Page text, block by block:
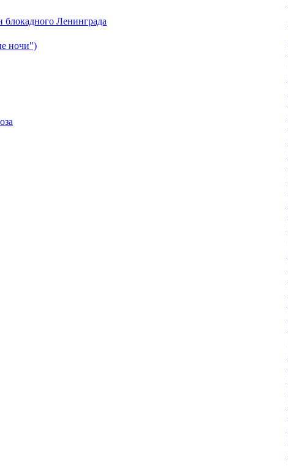
Ленинграда
ночи")